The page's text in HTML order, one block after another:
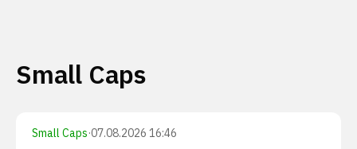
Small Caps
Small Caps·07.08.2026 16:46